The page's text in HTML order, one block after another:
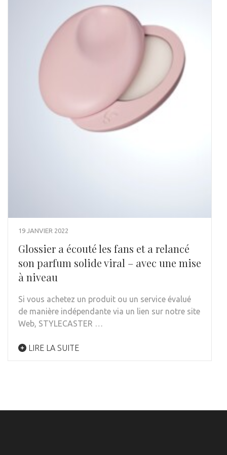
19 JANVIER 2022
Glossier a écouté les fans et a relancé
son parfum solide viral – avec une mise
à niveau
Si vous achetez un produit ou un service évalué
de manière indépendante via un lien sur notre site
Web, STYLECASTER …
LIRE LA SUITE